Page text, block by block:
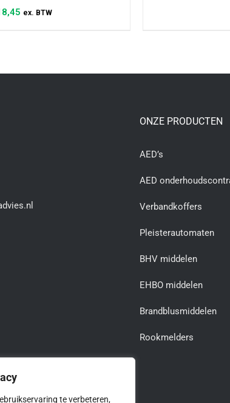
te verbeteren,
ex. BTW
ONZE PRODUCTEN
AED’s
AED
Verbandkoffers
Pleisterautomaten
BHV middelen
EHBO middelen
Brandblusmiddelen
Rookmelders